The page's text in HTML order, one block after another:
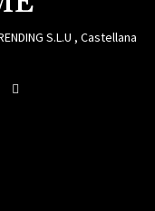
S.L.U , Castellana